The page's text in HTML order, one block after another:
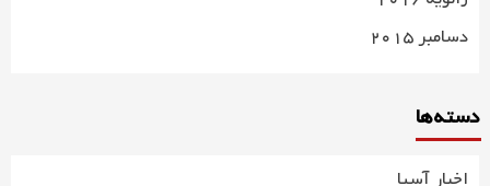
دسامبر 2015
دسته‌ها
اخبار آسیا